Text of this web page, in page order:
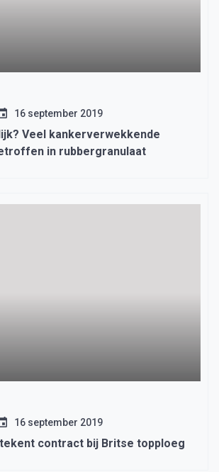
16 september 2019
Veel kankerverwekkende
in rubbergranulaat
16 september 2019
tekent contract bij Britse topploeg